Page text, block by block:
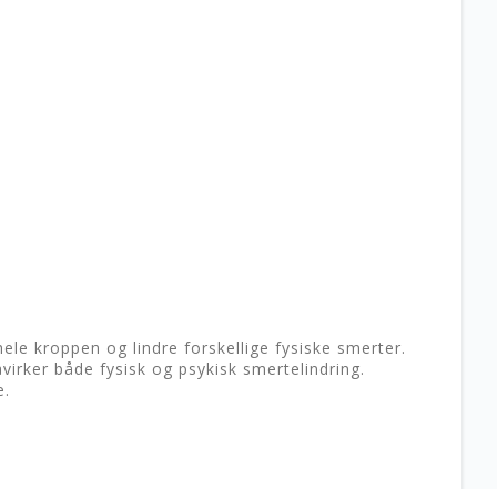
kroppen og lindre forskellige fysiske smerter.
både fysisk og psykisk smertelindring.